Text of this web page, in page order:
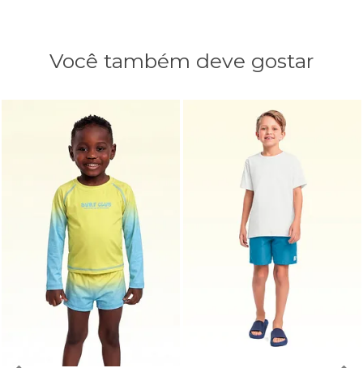
Você também deve gostar